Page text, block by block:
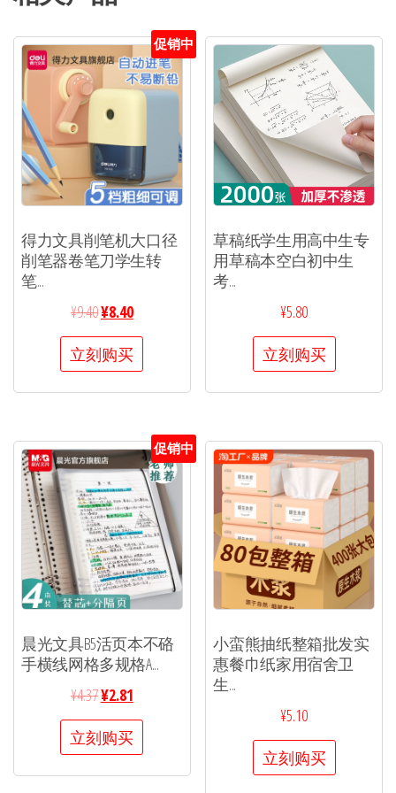
促销中
得力文具削笔机大口径
削笔器卷笔刀学生转
笔...
¥9.40¥8.40
立刻购买
草稿纸学生用高中生专
用草稿本空白初中生
考...
¥5.80
立刻购买
促销中
晨光文具B5活页本不硌
手横线网格多规格A...
¥4.37¥2.81
立刻购买
小蛮熊抽纸整箱批发实
惠餐巾纸家用宿舍卫
生...
¥5.10
立刻购买